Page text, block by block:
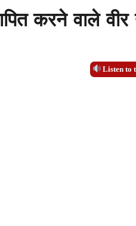
करने वाले वीर
Listen to